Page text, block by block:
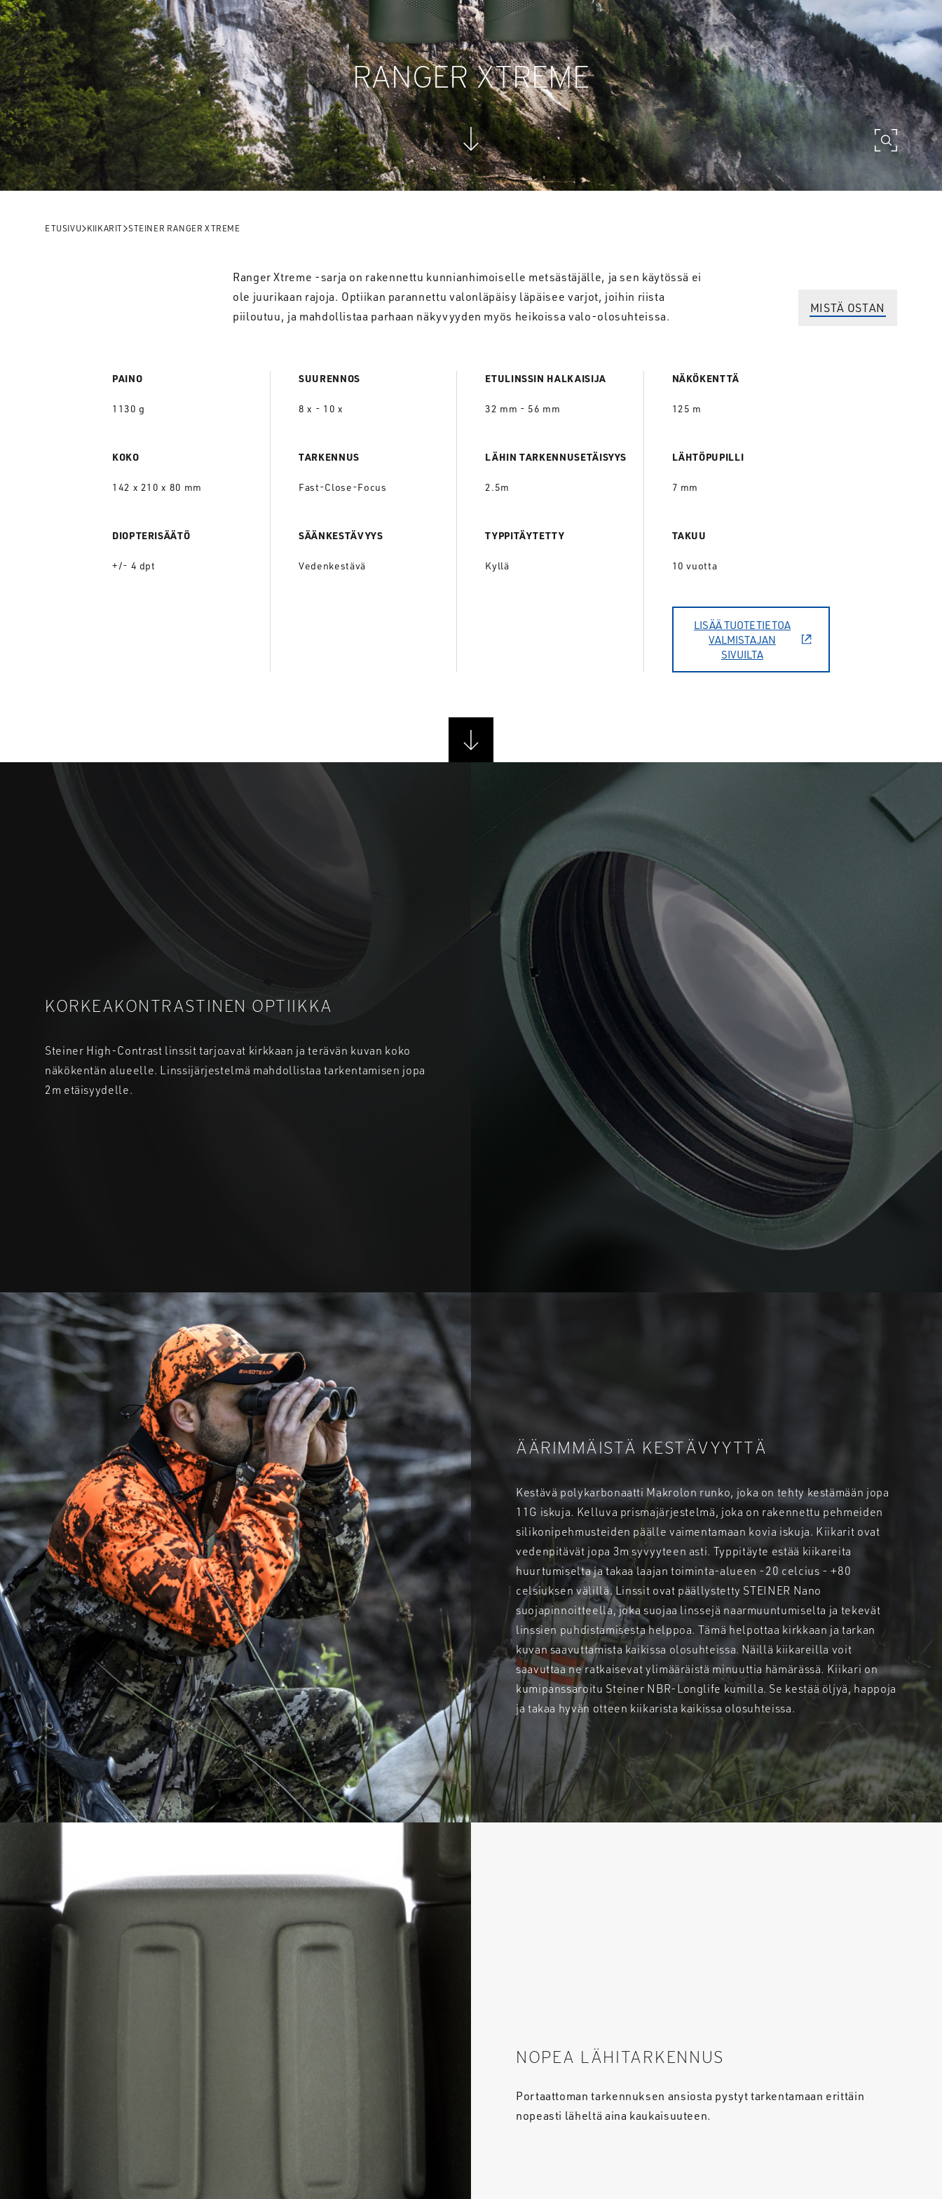
RANGER XTREME
ETUSIVU KIIKARIT STEINER RANGER XTREME
Ranger Xtreme -sarja on rakennettu kunnianhimoiselle metsästäjälle, ja sen käytössä ei
ole juurikaan rajoja. Optiikan parannettu valonläpäisy läpäisee varjot, joihin riista
piiloutuu, ja mahdollistaa parhaan näkyvyyden myös heikoissa valo-olosuhteissa.
MISTÄ OSTAN
PAINO
1130 g
KOKO
142 x 210 x 80 mm
DIOPTERISÄÄTÖ
+/- 4 dpt
SUURENNOS
8 x - 10 x
TARKENNUS
Fast-Close-Focus
SÄÄNKESTÄVYYS
Vedenkestävä
ETULINSSIN HALKAISIJA
32 mm - 56 mm
LÄHIN TARKENNUSETÄISYYS
2.5m
TYPPITÄYTETTY
Kyllä
NÄKÖKENTTÄ
125 m
LÄHTÖPUPILLI
7 mm
TAKUU
10 vuotta
LISÄÄ TUOTETIETOA
VALMISTAJAN
SIVUILTA
KORKEAKONTRASTINEN OPTIIKKA
Steiner High-Contrast linssit tarjoavat kirkkaan ja terävän kuvan koko
näkökentän alueelle. Linssijärjestelmä mahdollistaa tarkentamisen jopa
2m etäisyydelle.
ÄÄRIMMÄISTÄ KESTÄVYYTTÄ
Kestävä polykarbonaatti Makrolon runko, joka on tehty kestämään jopa
11G iskuja. Kelluva prismajärjestelmä, joka on rakennettu pehmeiden
silikonipehmusteiden päälle vaimentamaan kovia iskuja. Kiikarit ovat
vedenpitävät jopa 3m syvyyteen asti. Typpitäyte estää kiikareita
huurtumiselta ja takaa laajan toiminta-alueen -20 celcius - +80
celsiuksen välillä. Linssit ovat päällystetty STEINER Nano
suojapinnoitteella, joka suojaa linssejä naarmuuntumiselta ja tekevät
linssien puhdistamisesta helppoa. Tämä helpottaa kirkkaan ja tarkan
kuvan saavuttamista kaikissa olosuhteissa. Näillä kiikareilla voit
saavuttaa ne ratkaisevat ylimääräistä minuuttia hämärässä. Kiikari on
kumipanssaroitu Steiner NBR-Longlife kumilla. Se kestää öljyä, happoja
ja takaa hyvän otteen kiikarista kaikissa olosuhteissa.
NOPEA LÄHITARKENNUS
Portaattoman tarkennuksen ansiosta pystyt tarkentamaan erittäin
nopeasti läheltä aina kaukaisuuteen.